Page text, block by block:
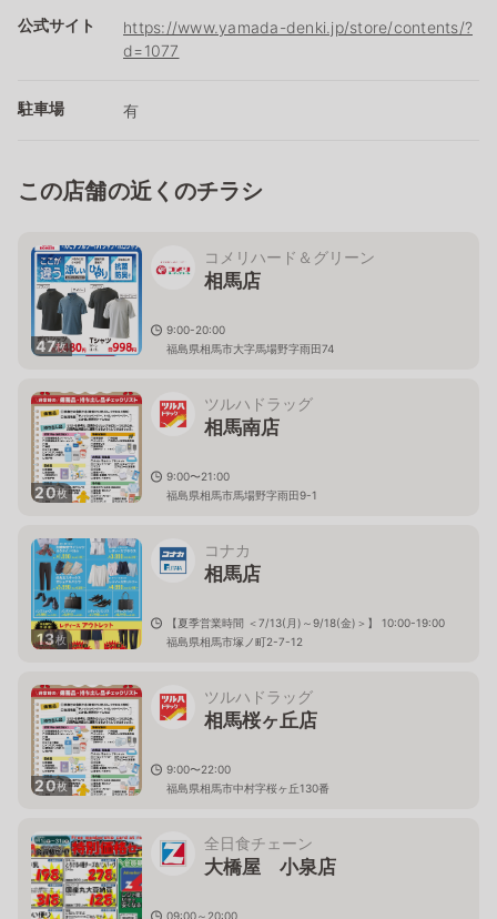
公式サイト
https://www.yamada-denki.jp/store/contents/?
d=1077
駐車場 有
この店舗の近くのチラシ
47枚
コメリハード＆グリーン
相馬店
9:00-20:00
福島県相馬市大字馬場野字雨田74
20枚
ツルハドラッグ
相馬南店
9:00〜21:00
福島県相馬市馬場野字雨田9-1
13枚
コナカ
相馬店
【夏季営業時間 ＜7/13(月)～9/18(金)＞】 10:00-19:00
福島県相馬市塚ノ町2-7-12
20枚
ツルハドラッグ
相馬桜ヶ丘店
9:00〜22:00
福島県相馬市中村字桜ヶ丘130番
全日食チェーン
大橋屋 小泉店
09:00～20:00